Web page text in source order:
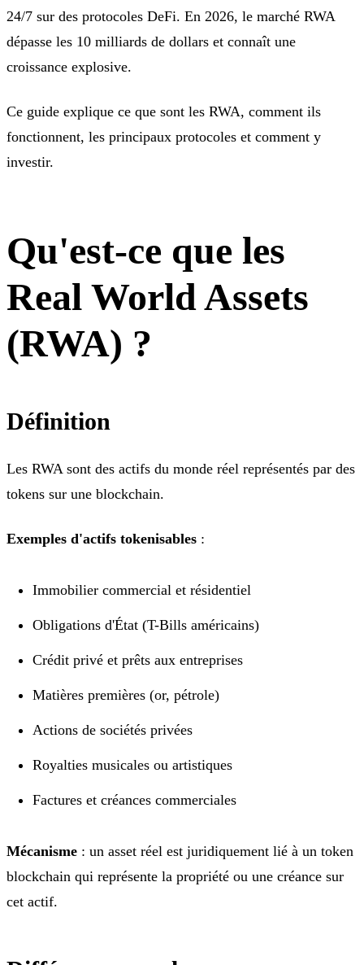
24/7 sur des protocoles DeFi. En 2026, le marché RWA
dépasse les 10 milliards de dollars et connaît une
croissance explosive.
Ce guide explique ce que sont les RWA, comment ils
fonctionnent, les principaux protocoles et comment y
investir.
Qu'est-ce que les
Real World Assets
(RWA) ?
Définition
Les RWA sont des actifs du monde réel représentés par des
tokens sur une blockchain.
Exemples d'actifs tokenisables :
Immobilier commercial et résidentiel
Obligations d'État (T-Bills américains)
Crédit privé et prêts aux entreprises
Matières premières (or, pétrole)
Actions de sociétés privées
Royalties musicales ou artistiques
Factures et créances commerciales
Mécanisme : un asset réel est juridiquement lié à un token
blockchain qui représente la propriété ou une créance sur
cet actif.